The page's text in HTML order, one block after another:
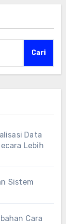
Cari
Data
Lebih
Sistem
Cara